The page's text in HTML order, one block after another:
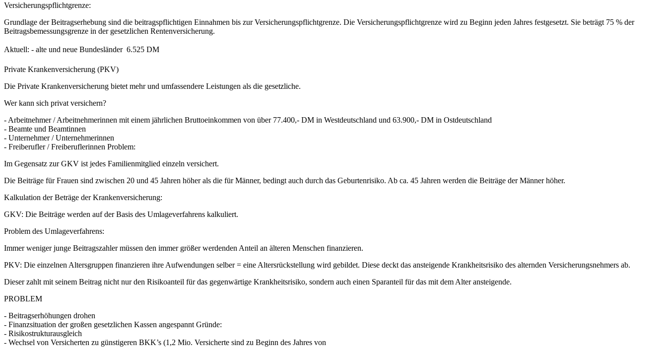
Versicherungspflichtgrenze:
Grundlage der Beitragserhebung sind die beitragspflichtigen Einnahmen bis zur Versicherungspflichtgrenze. Die Versicherungspflichtgrenze wird zu Beginn jeden Jahres festgesetzt. Sie beträgt 75 % der
Beitragsbemessungsgrenze in der gesetzlichen Rentenversicherung.
Aktuell: - alte und neue Bundesländer  6.525 DM
Private Krankenversicherung (PKV)
Die Private Krankenversicherung bietet mehr und umfassendere Leistungen als die gesetzliche.
Wer kann sich privat versichern?
- Arbeitnehmer / Arbeitnehmerinnen mit einem jährlichen Bruttoeinkommen von über 77.400,- DM in Westdeutschland und 63.900,- DM in Ostdeutschland
- Beamte und Beamtinnen
- Unternehmer / Unternehmerinnen
- Freiberufler / Freiberuflerinnen Problem:
Im Gegensatz zur GKV ist jedes Familienmitglied einzeln versichert.
Die Beiträge für Frauen sind zwischen 20 und 45 Jahren höher als die für Männer, bedingt auch durch das Geburtenrisiko. Ab ca. 45 Jahren werden die Beiträge der Männer höher.
Kalkulation der Beträge der Krankenversicherung:
GKV: Die Beiträge werden auf der Basis des Umlageverfahrens kalkuliert.
Problem des Umlageverfahrens:
Immer weniger junge Beitragszahler müssen den immer größer werdenden Anteil an älteren Menschen finanzieren.
PKV: Die einzelnen Altersgruppen finanzieren ihre Aufwendungen selber = eine Altersrückstellung wird gebildet. Diese deckt das ansteigende Krankheitsrisiko des alternden Versicherungsnehmers ab.
Dieser zahlt mit seinem Beitrag nicht nur den Risikoanteil für das gegenwärtige Krankheitsrisiko, sondern auch einen Sparanteil für das mit dem Alter ansteigende.
PROBLEM
- Beitragserhöhungen drohen
- Finanzsituation der großen gesetzlichen Kassen angespannt Gründe:
- Risikostrukturausgleich
- Wechsel von Versicherten zu günstigeren BKK’s (1,2 Mio. Versicherte sind zu Beginn des Jahres von